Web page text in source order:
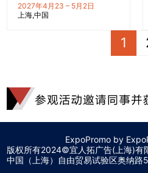
2027年4月23 – 5月2日
上海 中国
1
ExpoPromo by
版权所有2024©宜人拓广告(上海)有
中国（上海）自由贸易试验区奥纳路